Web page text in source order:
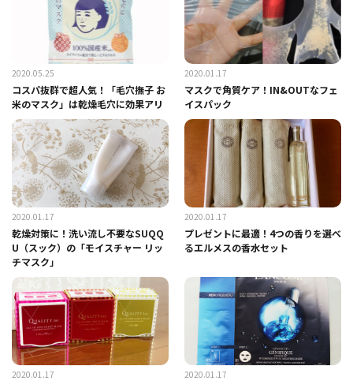
2020.05.25
コスパ抜群で超人気！「毛穴撫子 お
米のマスク」は乾燥毛穴に効果アリ
2020.01.17
マスクで角質ケア！IN&OUTなフェ
イスパック
2020.01.17
乾燥対策に！洗い流し不要なSUQQ
U（スック）の「モイスチャー リッ
チマスク」
2020.01.17
プレゼントに最適！4つの香りを選べ
るエルメスの香水セット
2020.01.17 2020.01.17